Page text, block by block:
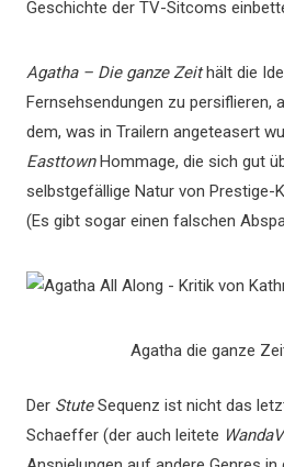
Geschichte der TV-Sitcoms
Agatha – Die ganze Zeithält die
Fernsehsendungen zu persiflieren,
dem, was in Trailern angeteasert
EasttownHommage, die sich gut
selbstgefällige Natur von Prestige-
(Es gibt sogar einen falschen
Agatha die ganze
Der StuteSequenz ist nicht das
Schaeffer (der auch leitete